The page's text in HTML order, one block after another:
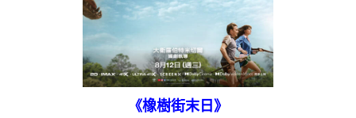
《橡樹街末日》